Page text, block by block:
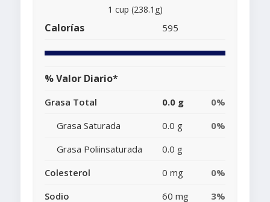
1 cup (238.1g)
Calorías 595
% Valor Diario*
Grasa Total 0.0 g
0%
Grasa Saturada
0.0 g
0%
Grasa Poliinsaturada
0.0 g
Colesterol
0 mg
0%
Sodio
60 mg
3%